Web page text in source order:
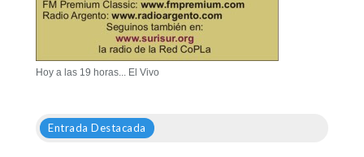
Hoy a las 19 horas... El Vivo
Entrada Destacada